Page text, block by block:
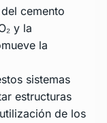
cemento
y la
la
sistemas
estructuras
de los